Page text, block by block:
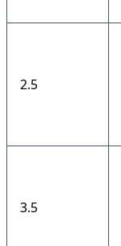
2.5
3.5